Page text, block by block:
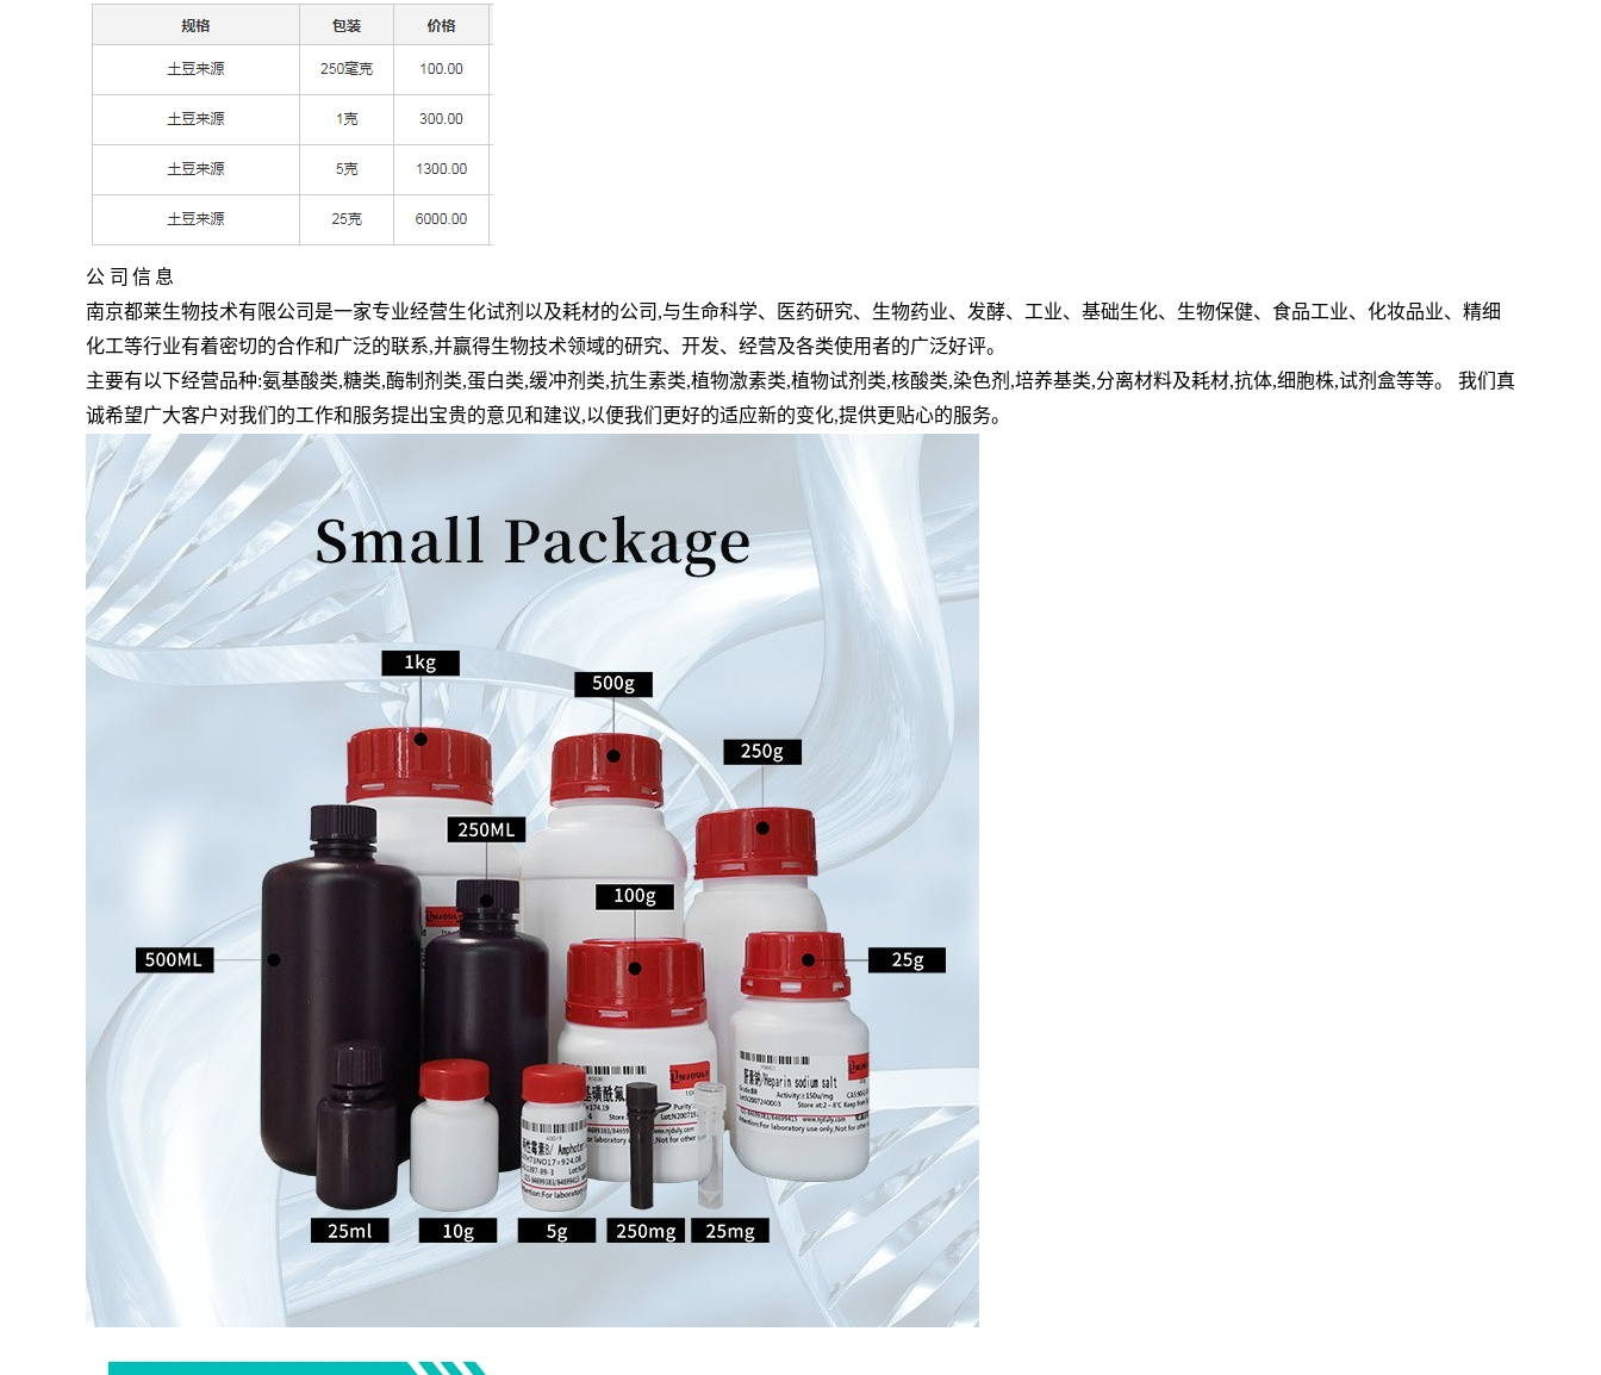
公 司 信 息
南京都莱生物技术有限公司是一家专业经营生化试剂以及耗材的公司,与生命科学、医药研究、生物药业、发酵、工业、基础生化、生物保健、食品工业、化妆品业、精细
化工等行业有着密切的合作和广泛的联系,并赢得生物技术领域的研究、开发、经营及各类使用者的广泛好评。
主要有以下经营品种:氨基酸类,糖类,酶制剂类,蛋白类,缓冲剂类,抗生素类,植物激素类,植物试剂类,核酸类,染色剂,培养基类,分离材料及耗材,抗体,细胞株,试剂盒等等。 我们真
诚希望广大客户对我们的工作和服务提出宝贵的意见和建议,以便我们更好的适应新的变化,提供更贴心的服务。